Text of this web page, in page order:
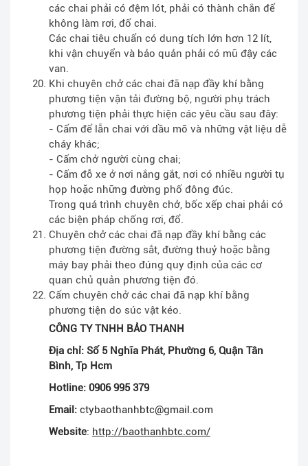
các chai phải có đệm lót, phải có thành chắn để
không làm rơi, đổ chai.
Các chai tiêu chuẩn có dung tích lớn hơn 12 lít,
khi vận chuyển và bảo quản phải có mũ đậy các
van.
Khi chuyên chở các chai đã nạp đầy khí bằng
phương tiện vận tải đường bộ, người phụ trách
phương tiện phải thực hiện các yêu cầu sau đây:
- Cấm để lẫn chai với dầu mỡ và những vật liệu dễ
cháy khác;
- Cấm chở người cùng chai;
- Cấm đỗ xe ở nơi nắng gắt, nơi có nhiều người tụ
họp hoặc những đường phố đông đúc.
Trong quá trình chuyên chở, bốc xếp chai phải có
các biện pháp chống rơi, đổ.
Chuyên chở các chai đã nạp đầy khí bằng các
phương tiện đường sắt, đường thuỷ hoặc bằng
máy bay phải theo đúng quy định của các cơ
quan chủ quản phương tiện đó.
Cấm chuyên chở các chai đã nạp khí bằng
phương tiện do súc vật kéo.
CÔNG TY TNHH BẢO THANH
Địa chỉ: Số 5 Nghĩa Phát, Phường 6, Quận Tân
Bình, Tp Hcm
Hotline: 0906 995 379
Email: ctybaothanhbtc@gmail.com
Website: http://baothanhbtc.com/